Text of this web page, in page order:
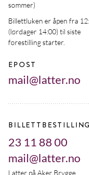
sommer)
Billettluken er åpen fra
(lørdager 14:00) til siste
forestilling starter.
EPOST
mail@latter.no
BILLETTBESTILLING
23 11 88 00
mail@latter.no
Latter på Aker Brygge